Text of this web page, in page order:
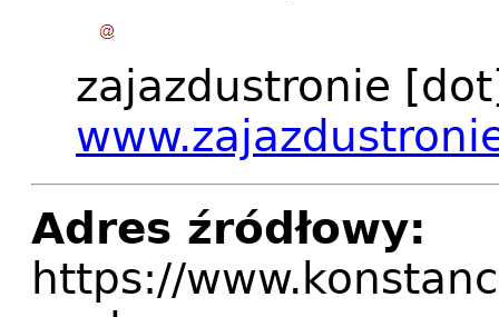
zajazdustronie
Adres źródłowy:
https://